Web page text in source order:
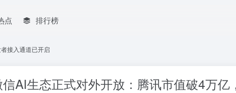
点 排行榜
接入通道已开启
AI生态正式对外开放：腾讯市值破4万亿